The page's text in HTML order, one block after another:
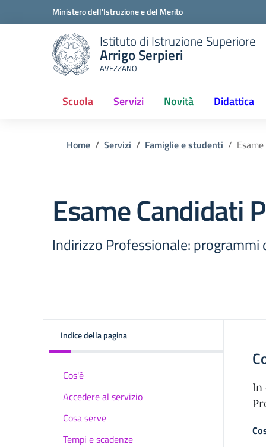
Ministero dell'Istruzione e del Merito
Istituto di Istruzione Superiore
Arrigo Serpieri
AVEZZANO
Scuola
(current) Servizi Novità Didattica
Home Servizi Famiglie e studenti
Esame Candidati
Indirizzo Professionale: programmi
Indice della pagina
Cos'è
Accedere al servizio
Cosa serve
Tempi e scadenze
In